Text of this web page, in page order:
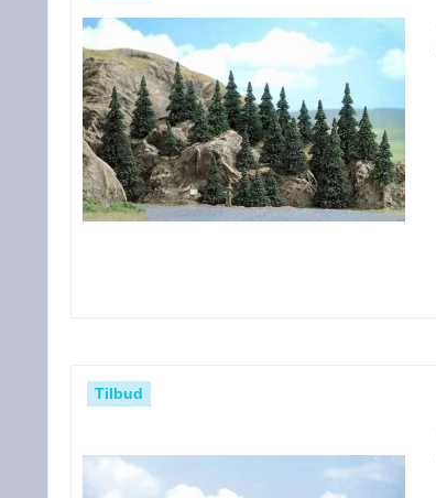
Tilbud